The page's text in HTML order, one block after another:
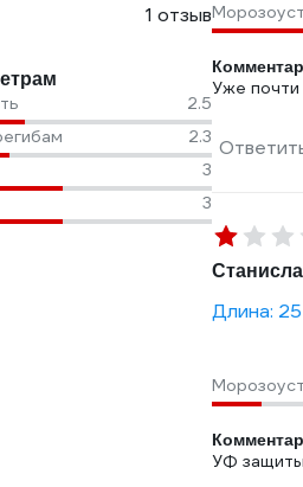
1 отзыв
2.5
2.3
3
3
Уже почти
Длина:
УФ защиты